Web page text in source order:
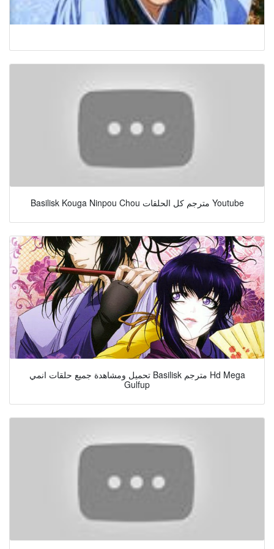
Basilisk Kouga Ninpou Chou مترجم كل الحلقات Youtube
تحميل ومشاهدة جميع حلقات انمي Basilisk مترجم Hd Mega
Gulfup